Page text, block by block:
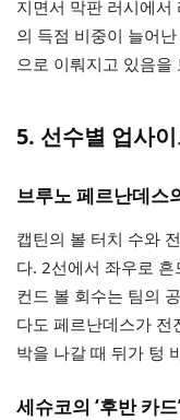
지면서 막판 러시에
의 득점 비중이 늘어
으로 이뤄지고 있음을
5. 선수별 업사
브루노 페르난데스
캡틴의 볼 터치 수와
다. 2선에서 좌우로
컨드 볼 회수는 팀의
다도 페르난데스가
박을 나갈 때 뒤가 텅
세슈코의 ‘후반 카드